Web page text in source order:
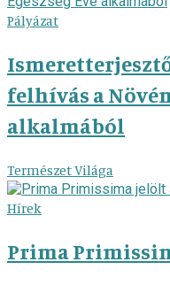
Pályázat
felhívás a
alkalmából
Természet Világa
Hírek
Prima